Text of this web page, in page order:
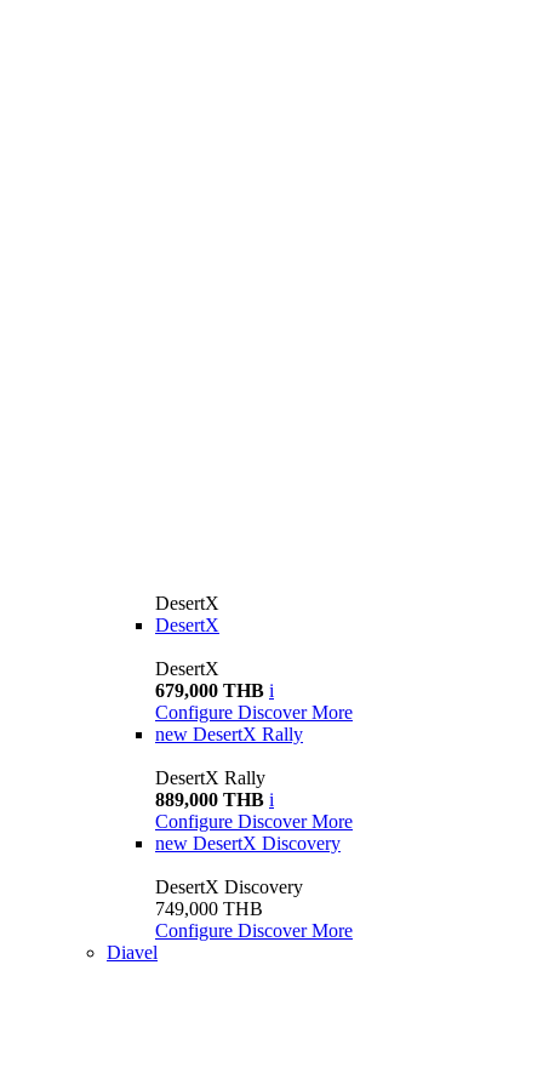
DesertX
DesertX
DesertX
679,000 THB i
Configure Discover More
new DesertX Rally
DesertX Rally
889,000 THB i
Configure Discover More
new DesertX Discovery
DesertX Discovery
749,000 THB
Configure Discover More
Diavel